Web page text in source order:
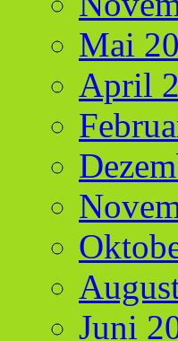
Mai
April
Juni